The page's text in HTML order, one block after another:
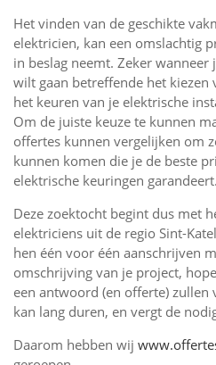
Het vinden van de geschikte
elektricien, kan een omslachtig
in beslag neemt. Zeker
wilt gaan betreffende het kiezen
het keuren van je elektrische
Om de juiste keuze te kunnen
offertes kunnen vergelijken om
kunnen komen die je de beste
elektrische keuringen garandeert.
Deze zoektocht begint dus met
elektriciens uit de regio Sint-
hen één voor één aanschrijven
omschrijving van je project,
een antwoord (en offerte) zullen
kan lang duren, en vergt de
Daarom hebben wij